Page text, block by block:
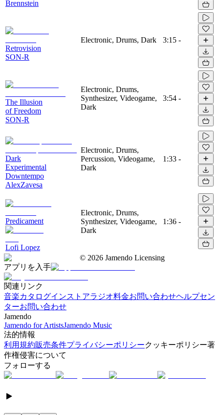
Brennstein
Retrovision
SON-R
Electronic, Drums, Dark 3:15 -
The Illusion
of Freedom
SON-R
Electronic, Drums,
Synthesizer, Videogame,
Dark
3:54 -
Dark
Experimental
Downtempo
AlexZavesa
Electronic, Drums,
Percussion, Videogame,
Dark
1:33 -
Predicament
Lofi Lopez
Electronic, Drums,
Synthesizer, Videogame,
Dark
1:36 -
© 2026 Jamendo Licensing
アプリを入手
関連リンク
音楽カタログインストアラジオ料金お問い合わせヘルプセン
ターお問い合わせ
Jamendo
Jamendo for ArtistsJamendo Music
法的情報
利用規約販売条件プライバシーポリシークッキーポリシー著
作権侵害について
フォローする